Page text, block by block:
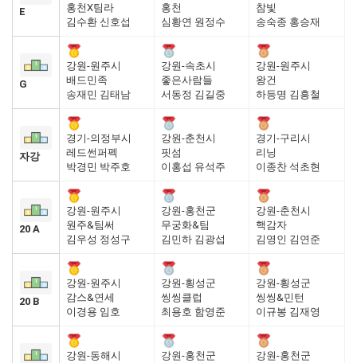
E
홍천X팀라
김수환 신호섭
홍천
심황연 원정수
참빛
송숙종 홍승재
G
강원-원주시
배드민족
송재민 김태남
강원-속초시
좋은사람들
서동정 김길중
강원-원주시
왕건
하등명 김흥철
자강
경기-의정부시
레드썬퍼펙
박경민 박주호
강원-춘천시
핏섬
이홍섭 유석주
경기-구리시
리닝
이종찬 석초현
20 A
강원-원주시
원주&팀써
김우성 정성구
강원-홍천군
무궁화&팀
김민하 김광섭
강원-춘천시
핵감자
김영인 김연준
20 B
강원-원주시
감스&연세
이경용 임호
강원-횡성군
씽씽클럽
최용호 함영준
강원-횡성군
씽씽&민턴
이규봉 김재영
강원-동해시
강원-홍천군
강원-홍천군